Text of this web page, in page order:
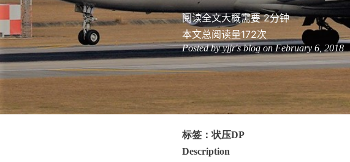
阅读全文大概需要 2分钟
本文总阅读量172次
Posted by yjjr's blog on February 6, 2018
标签：状压DP
Description